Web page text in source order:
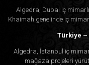
Algedra, Dubai iç
Khaimah genelinde iç
Türkiye –
Algedra, İstanbul iç
mağaza projeleri